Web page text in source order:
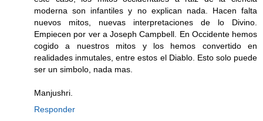
moderna son infantiles y no explican nada. Hacen falta
nuevos mitos, nuevas interpretaciones de lo Divino.
Empiecen por ver a Joseph Campbell. En Occidente hemos
cogido a nuestros mitos y los hemos convertido en
realidades inmutales, entre estos el Diablo. Esto solo puede
ser un simbolo, nada mas.
Manjushri.
Responder